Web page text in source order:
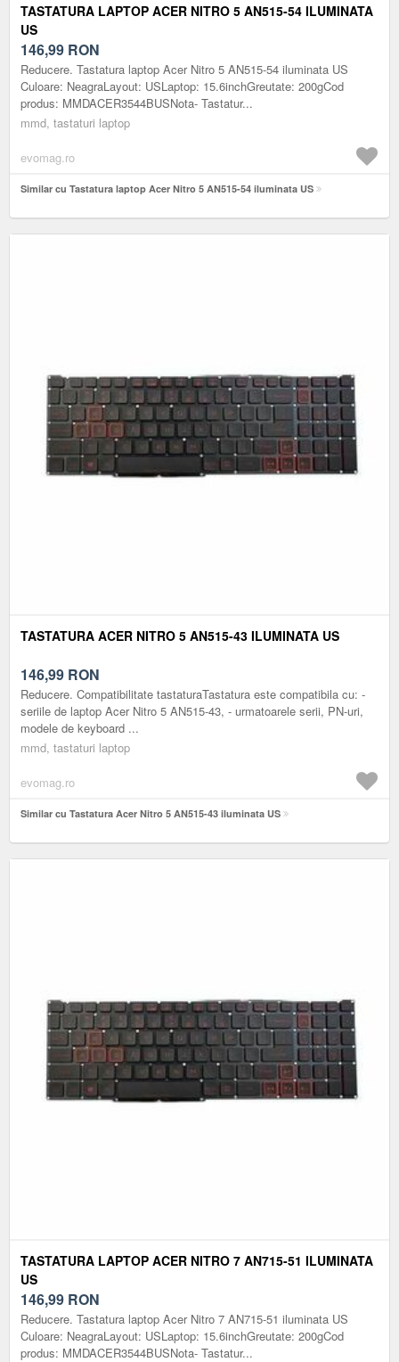
TASTATURA LAPTOP ACER NITRO 5 AN515-54 ILUMINATA
US
146,99 RON
Reducere. Tastatura laptop Acer Nitro 5 AN515-54 iluminata US
Culoare: NeagraLayout: USLaptop: 15.6inchGreutate: 200gCod
produs: MMDACER3544BUSNota- Tastatur...
mmd, tastaturi laptop
evomag.ro
Similar cu Tastatura laptop Acer Nitro 5 AN515-54 iluminata US
TASTATURA ACER NITRO 5 AN515-43 ILUMINATA US
146,99 RON
Reducere. Compatibilitate tastaturaTastatura este compatibila cu: -
seriile de laptop Acer Nitro 5 AN515-43, - urmatoarele serii, PN-uri,
modele de keyboard ...
mmd, tastaturi laptop
evomag.ro
Similar cu Tastatura Acer Nitro 5 AN515-43 iluminata US
TASTATURA LAPTOP ACER NITRO 7 AN715-51 ILUMINATA
US
146,99 RON
Reducere. Tastatura laptop Acer Nitro 7 AN715-51 iluminata US
Culoare: NeagraLayout: USLaptop: 15.6inchGreutate: 200gCod
produs: MMDACER3544BUSNota- Tastatur...